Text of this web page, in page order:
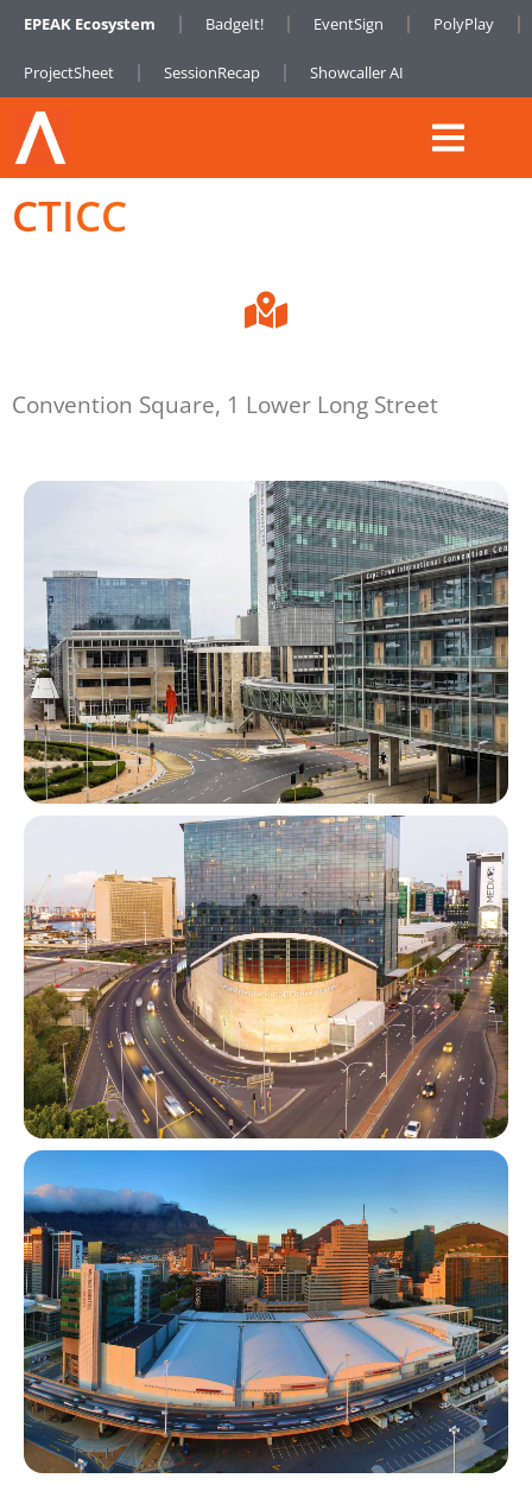
EPEAK Ecosystem BadgeIt! EventSign PolyPlay
ProjectSheet SessionRecap Showcaller AI
CTICC
Convention Square, 1 Lower Long Street